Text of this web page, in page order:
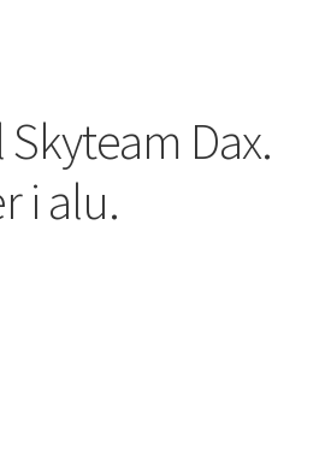
Dax.
i alu.